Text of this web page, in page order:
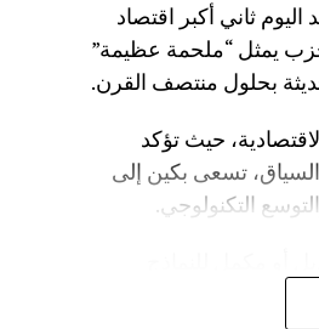
ثاني أكبر اقتصاد
يمثل “ملحمة عظيمة”
بحلول منتصف القرن.
حيث تؤكد
تسعى بكين إلى
التكنولوجي.
المشترك للبشرية”.